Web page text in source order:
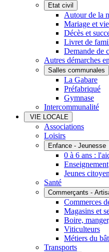
Etat civil
Autour de la
Mariage et
Décès et
Livret de
Demande de
Autres démarches
Salles communales
La Gabare
Préfabriqué
Gymnase
Intercommunalité
VIE LOCALE
Associations
Loisirs
Enfance - Jeunesse
0 à 6 ans :
Enseignement
Jeunes
Santé
Commerçants -
Commerces
Magasins et
Boire,
Viticulteurs
Métiers du
Transports